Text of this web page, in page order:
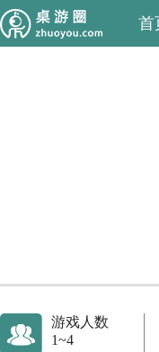
首
游戏人数
1~4